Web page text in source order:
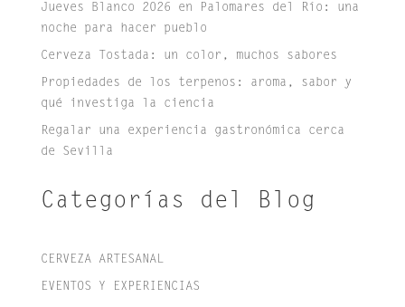
Jueves Blanco 2026 en Palomares del Río: una
noche para hacer pueblo
Cerveza Tostada: un color, muchos sabores
Propiedades de los terpenos: aroma, sabor y
qué investiga la ciencia
Regalar una experiencia gastronómica cerca
de Sevilla
Categorías del Blog
CERVEZA ARTESANAL
EVENTOS Y EXPERIENCIAS